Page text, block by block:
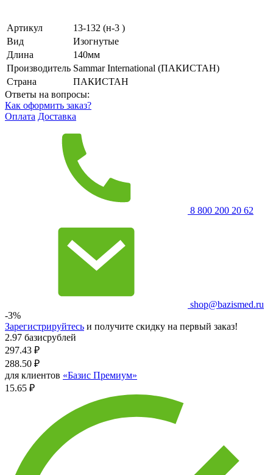
Артикул
13-132 (н-3 )
Вид
Изогнутые
Длина
140мм
Производитель Sammar International (ПАКИСТАН)
Страна
ПАКИСТАН
Ответы на вопросы:
Как оформить заказ?
Оплата Доставка
8 800 200 20 62
shop@bazismed.ru
-3%
Зарегистрируйтесь и получите скидку на первый заказ!
2.97 базисрублей
297.43 ₽
288.50 ₽
для клиентов «Базис Премиум»
15.65 ₽